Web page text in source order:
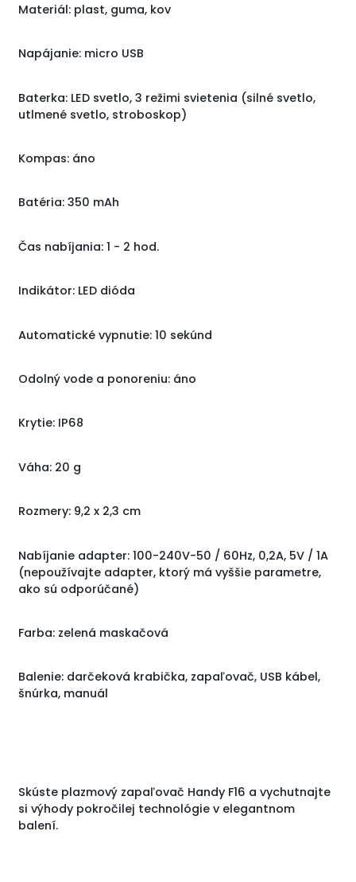
Materiál: plast, guma, kov
Napájanie: micro USB
Baterka: LED svetlo, 3 režimi svietenia (silné svetlo,
utlmené svetlo, stroboskop)
Kompas: áno
Batéria: 350 mAh
Čas nabíjania: 1 - 2 hod.
Indikátor: LED dióda
Automatické vypnutie: 10 sekúnd
Odolný vode a ponoreniu: áno
Krytie: IP68
Váha: 20 g
Rozmery: 9,2 x 2,3 cm
Nabíjanie adapter: 100-240V-50 / 60Hz, 0,2A, 5V / 1A
(nepoužívajte adapter, ktorý má vyššie parametre,
ako sú odporúčané)
Farba: zelená maskačová
Balenie: darčeková krabička, zapaľovač, USB kábel,
šnúrka, manuál
Skúste plazmový zapaľovač Handy F16 a vychutnajte
si výhody pokročilej technológie v elegantnom
balení.